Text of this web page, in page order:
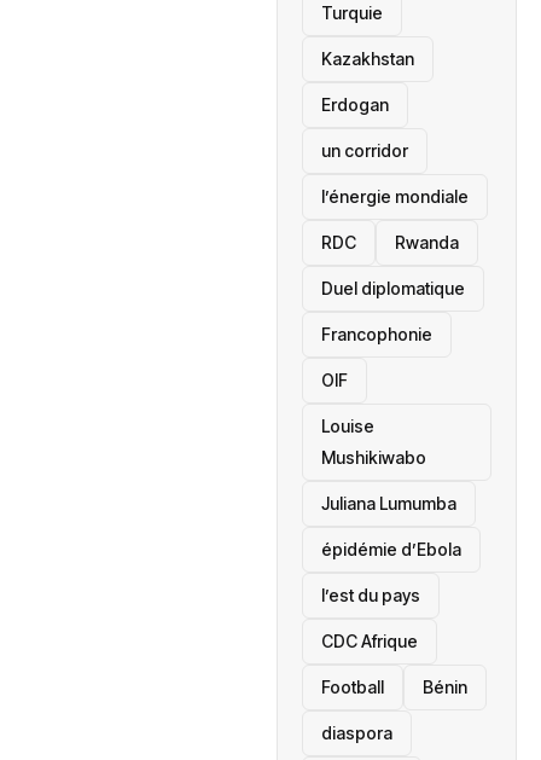
‎Turquie
Kazakhstan
Erdogan
un corridor
l’énergie mondiale
RDC Rwanda
Duel diplomatique
Francophonie
OIF
Louise
Mushikiwabo
Juliana Lumumba
épidémie d’Ebola
l’est du pays
CDC Afrique
Football Bénin
diaspora